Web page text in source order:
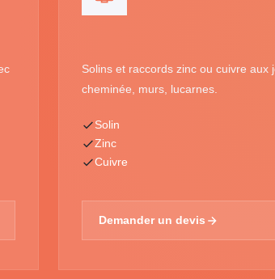
Solins et raccords zinc ou cuivre aux
cheminée, murs, lucarnes.
Solin
Zinc
Cuivre
Demander un devis